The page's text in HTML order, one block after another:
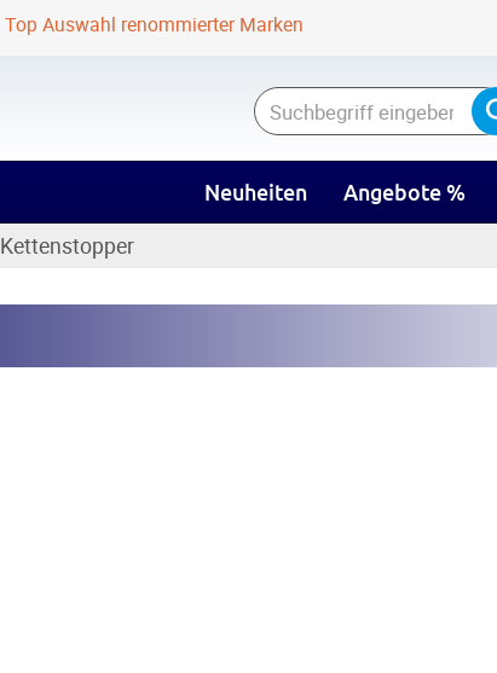
Top Auswahl renommierter Marken
Neuheiten Angebote %
Kettenstopper